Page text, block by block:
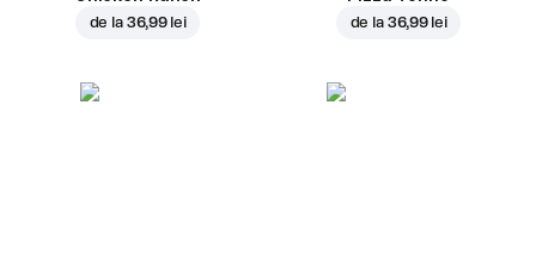
de la 36,99 lei de la 36,99 lei